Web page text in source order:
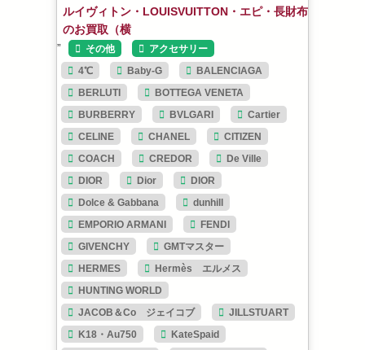
ルイヴィトン・LOUISVUITTON・エピ・長財布
のお買取（横
”
その他
アクセサリー
4℃
Baby-G
BALENCIAGA
BERLUTI
BOTTEGA VENETA
BURBERRY
BVLGARI
Cartier
CELINE
CHANEL
CITIZEN
COACH
CREDOR
De Ville
DIOR
Dior
DIOR
Dolce & Gabbana
dunhill
EMPORIO ARMANI
FENDI
GIVENCHY
GMTマスター
HERMES
Hermès エルメス
HUNTING WORLD
JACOB＆Co ジェイコブ
JILLSTUART
K18・Au750
KateSpaid